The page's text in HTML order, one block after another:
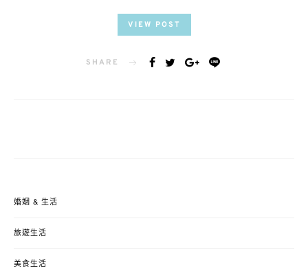
VIEW POST
SHARE
婚姻 & 生活
旅遊生活
美食生活